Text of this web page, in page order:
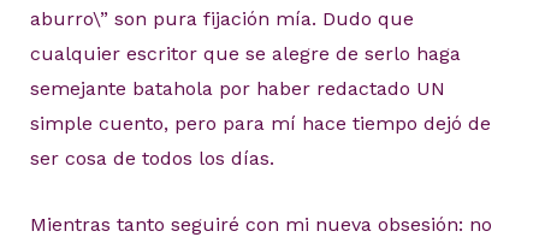
aburro\” son pura fijación mía. Dudo que
cualquier escritor que se alegre de serlo haga
semejante batahola por haber redactado UN
simple cuento, pero para mí hace tiempo dejó de
ser cosa de todos los días.
Mientras tanto seguiré con mi nueva obsesión: no